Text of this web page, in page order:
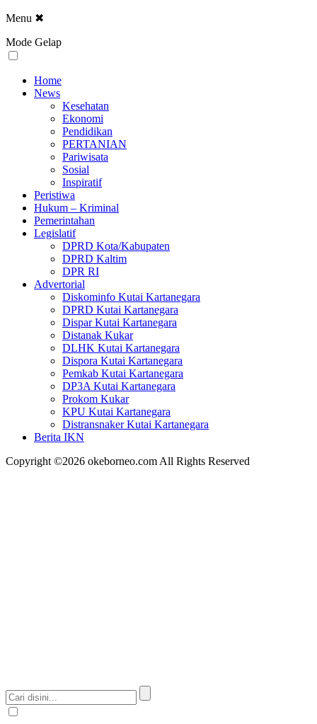
Menu ✖
Mode Gelap
Home
News
Kesehatan
Ekonomi
Pendidikan
PERTANIAN
Pariwisata
Sosial
Inspiratif
Peristiwa
Hukum – Kriminal
Pemerintahan
Legislatif
DPRD Kota/Kabupaten
DPRD Kaltim
DPR RI
Advertorial
Diskominfo Kutai Kartanegara
DPRD Kutai Kartanegara
Dispar Kutai Kartanegara
Distanak Kukar
DLHK Kutai Kartanegara
Dispora Kutai Kartanegara
Pemkab Kutai Kartanegara
DP3A Kutai Kartanegara
Prokom Kukar
KPU Kutai Kartanegara
Distransnaker Kutai Kartanegara
Berita IKN
Copyright ©2026 okeborneo.com All Rights Reserved